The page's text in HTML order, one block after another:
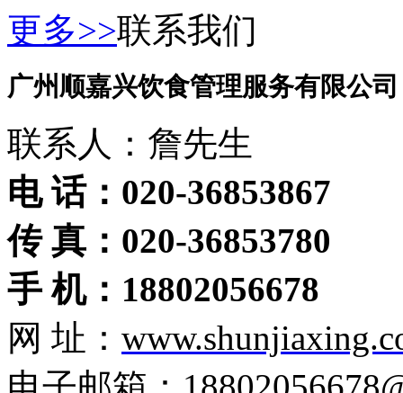
更多>>联系我们
广州顺嘉兴饮食管理服务有限公司
联系人：詹先生
电 话：020-36853867
传 真：020-36853780
手 机：18802056678
网 址：